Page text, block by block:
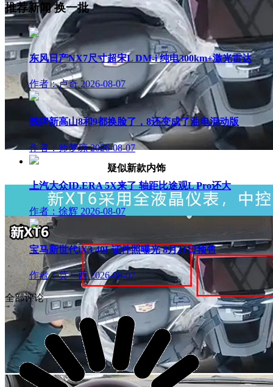
疑似新款内饰
推荐新闻换一批
东风日产NX7尺寸超宋L DM-i 纯电300km+激光雷达
作者：卢奇 2026-08-07
魏牌新高山8和9都换脸了，8还变成了油电混动版
作者：师梦琼 2026-08-07
上汽大众ID.ERA 5X来了 轴距比途观L Pro还大
作者：徐辉 2026-08-07
宝马新世代iX3 40L证件照曝光 8月21日预售
作者：莫一西 2026-08-07
全部评论